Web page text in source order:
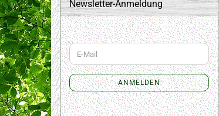
Newsletter-Anmeldung
WEITER
ZUR
NEWSLETTER-
ANMELDUNG
E-
Mail
ANMELDEN